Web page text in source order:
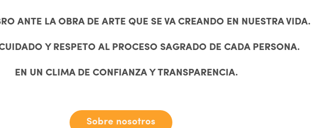
ANTE LA OBRA DE ARTE QUE SE VA CREANDO EN NUESTRA VIDA.
Y RESPETO AL PROCESO SAGRADO DE CADA PERSONA.
EN UN CLIMA DE CONFIANZA Y TRANSPARENCIA.
Sobre nosotros